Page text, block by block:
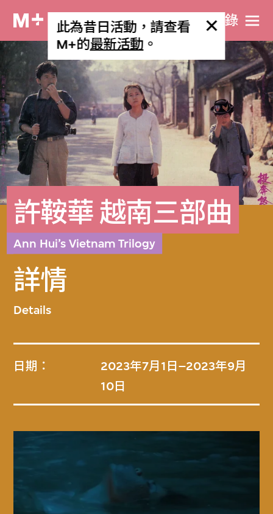
目​錄
此為昔日活動，請查看
M+的最新活動 。
許鞍華 越南三部曲
Ann Hui’s Vietnam Trilogy
詳情
Details
日期：
2023年7月1日–2023年9月
10日